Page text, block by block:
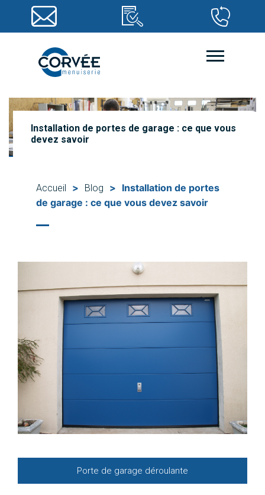
Installation de portes de garage : ce que vous
devez savoir
Accueil > Blog > Installation de portes
de garage : ce que vous devez savoir
Porte de garage déroulante